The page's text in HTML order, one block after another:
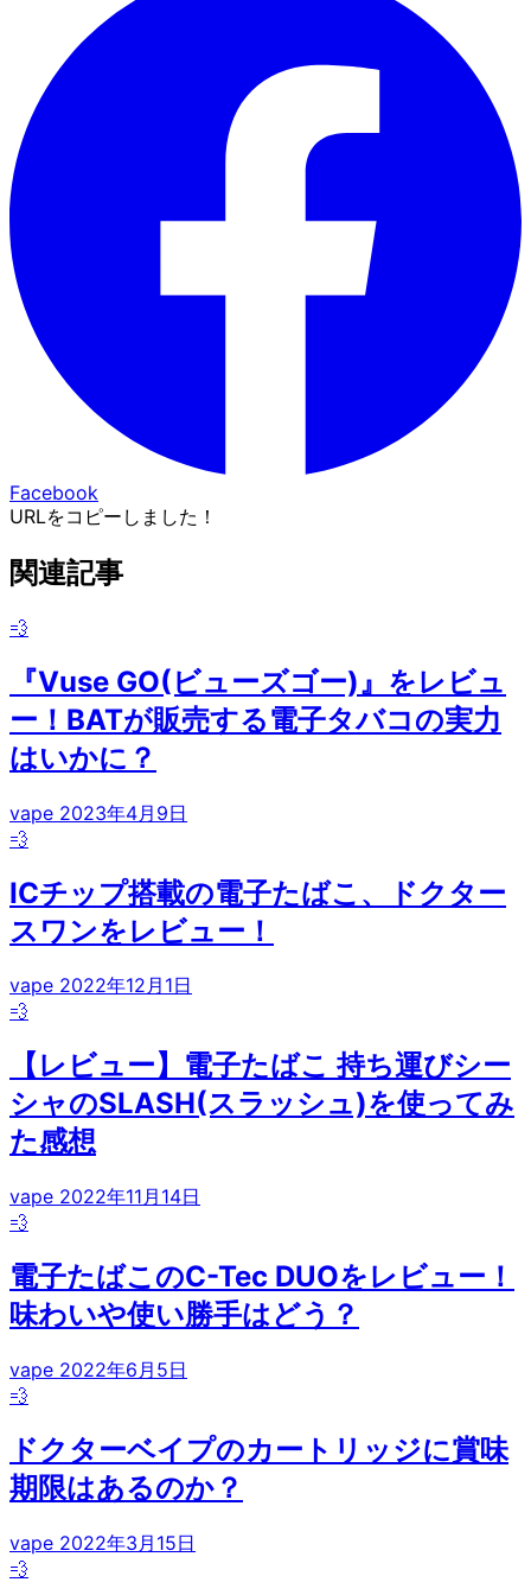
Facebook
URLをコピーしました！
関連記事
💨
『Vuse GO(ビューズゴー)』をレビュ
ー！BATが販売する電子タバコの実力
はいかに？
vape 2023年4月9日
💨
ICチップ搭載の電子たばこ、ドクター
スワンをレビュー！
vape 2022年12月1日
💨
【レビュー】電子たばこ 持ち運びシー
シャのSLASH(スラッシュ)を使ってみ
た感想
vape 2022年11月14日
💨
電子たばこのC-Tec DUOをレビュー！
味わいや使い勝手はどう？
vape 2022年6月5日
💨
ドクターベイプのカートリッジに賞味
期限はあるのか？
vape 2022年3月15日
💨